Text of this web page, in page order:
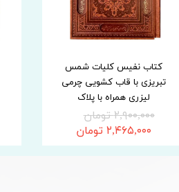
کتاب نفیس کلیات شمس
تبریزی با قاب کشویی چرمی
لیزری همراه با پلاک
۲,۹۰۰,۰۰۰ تومان
۲,۴۶۵,۰۰۰ تومان